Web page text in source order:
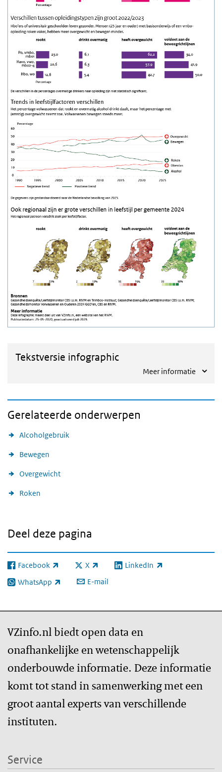
Tekstversie infographic
Meer informatie
Gerelateerde onderwerpen
Alcoholgebruik
Bewegen
Overgewicht
Roken
Deel deze pagina
Facebook
(externe link) X
(externe link) LinkedIn
(externe link)
WhatsApp
(externe link) E-mail
VZinfo.nl biedt open data en
onafhankelijke en wetenschappelijk
onderbouwde informatie. Deze informatie
komt tot stand in samenwerking met een
groot aantal experts van verschillende
instituten.
Service